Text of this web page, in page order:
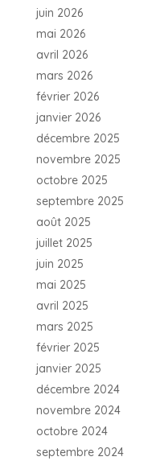
juin 2026
mai 2026
avril 2026
mars 2026
février 2026
janvier 2026
décembre 2025
novembre 2025
octobre 2025
septembre 2025
août 2025
juillet 2025
juin 2025
mai 2025
avril 2025
mars 2025
février 2025
janvier 2025
décembre 2024
novembre 2024
octobre 2024
septembre 2024